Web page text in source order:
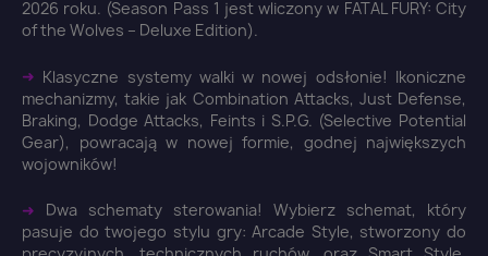
2026 roku. (Season Pass 1 jest wliczony w FATAL FURY: City
of the Wolves – Deluxe Edition).
➜ Klasyczne systemy walki w nowej odsłonie! Ikoniczne
mechanizmy, takie jak Combination Attacks, Just Defense,
Braking, Dodge Attacks, Feints i S.P.G. (Selective Potential
Gear), powracają w nowej formie, godnej największych
wojowników!
➜ Dwa schematy sterowania! Wybierz schemat, który
pasuje do twojego stylu gry: Arcade Style, stworzony do
Zaloguj się ×
You need to be logged in to save products in your
wish list.